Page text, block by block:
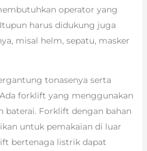
operator yang
harus didukung juga
misal helm, sepatu, masker
tonasenya serta
forklift yang menggunakan
baterai. Forklift dengan bahan
untuk pemakaian di luar
bertenaga listrik dapat